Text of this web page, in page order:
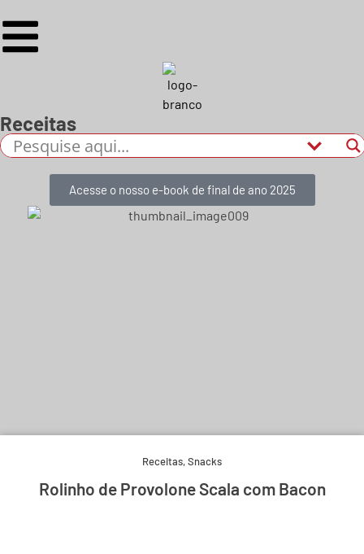
Receitas
Acesse o nosso e-book de final de ano 2025
Receitas,Snacks
Rolinho de Provolone Scala com Bacon